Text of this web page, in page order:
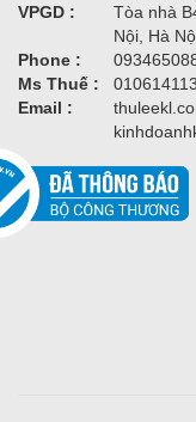
VPGD :
Tòa nhà
Nội, Hà
Phone :
Ms Thuế :
Email :